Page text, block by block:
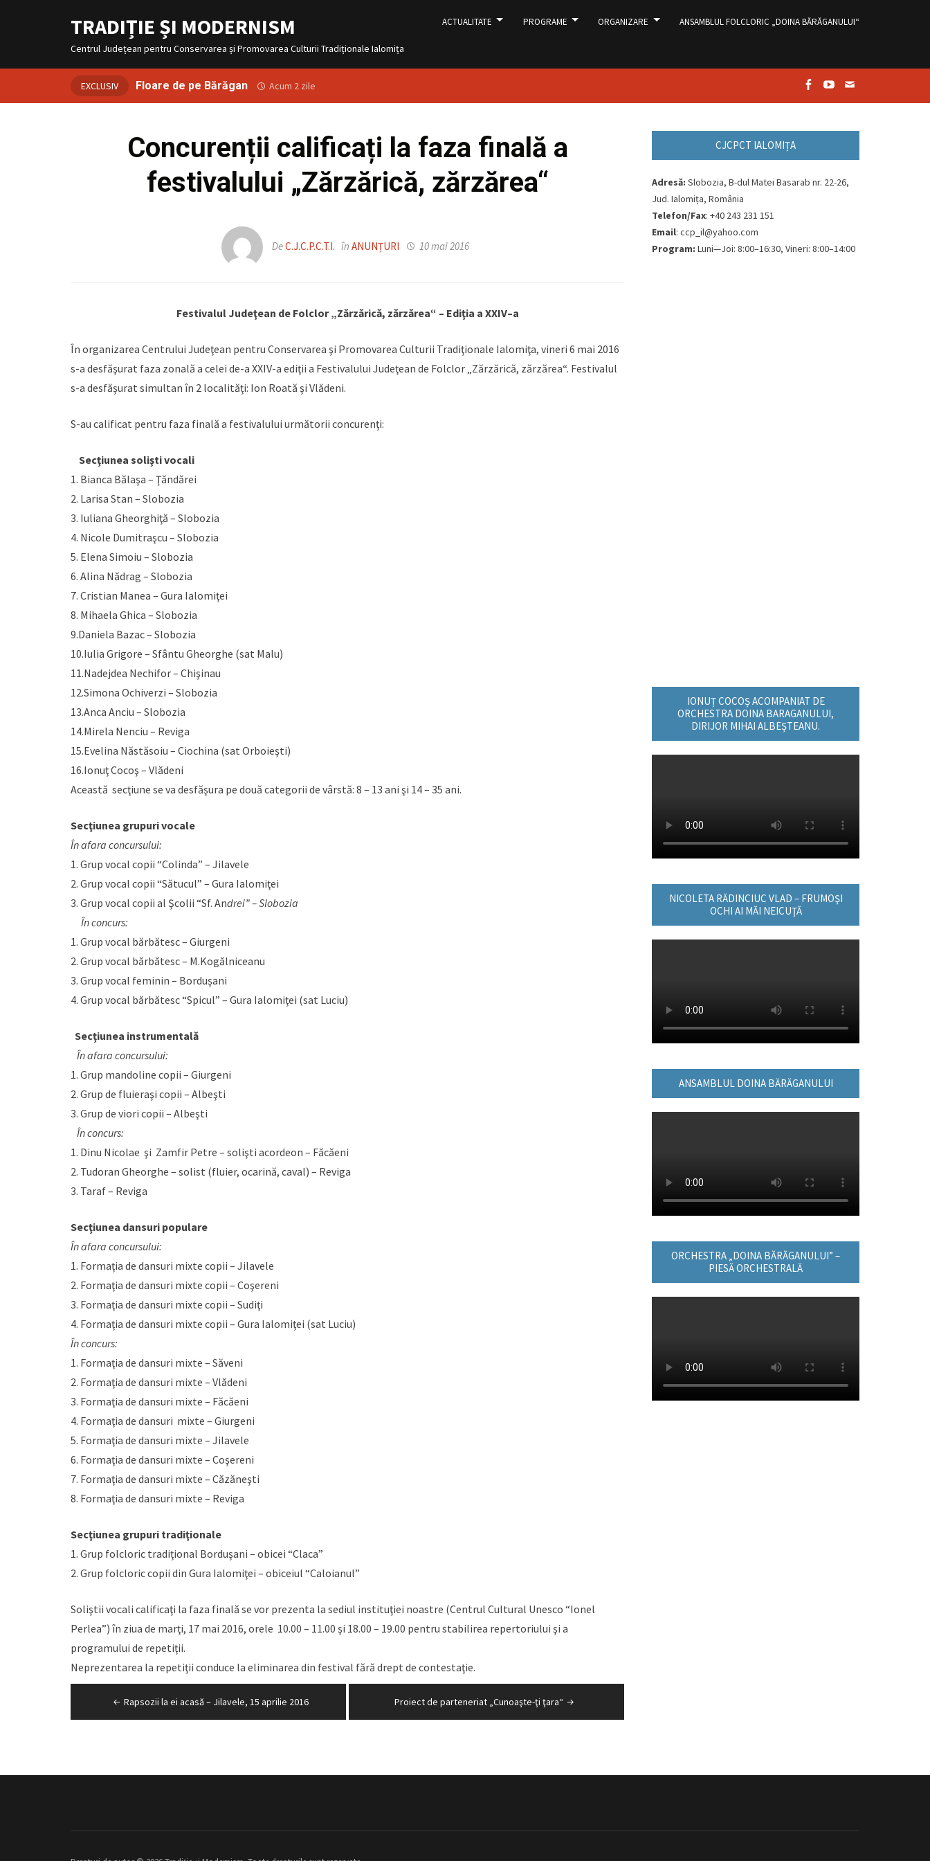
conținut
TRADIȚIE ȘI MODERNISM
Centrul Județean pentru Conservarea și Promovarea Culturii Tradiționale Ialomița
ACTUALITATE PROGRAME ORGANIZARE ANSAMBLUL FOLCLORIC „DOINA BĂRĂGANULUI“
EXCLUSIV Floare de pe Bărăgan Acum 2 zile
Concurenții calificați la faza finală a
festivalului „Zărzărică, zărzărea“
DeC.J.C.P.C.T.I. în ANUNȚURI 10 mai 2016
Festivalul Judeţean de Folclor „Zărzărică, zărzărea“ – Ediţia a XXIV–a
În organizarea Centrului Judeţean pentru Conservarea şi Promovarea Culturii Tradiţionale Ialomiţa, vineri 6 mai 2016
s-a desfăşurat faza zonală a celei de-a XXIV-a ediţii a Festivalului Judeţean de Folclor „Zărzărică, zărzărea“. Festivalul
s-a desfăşurat simultan în 2 localităţi: Ion Roată şi Vlădeni.
S-au calificat pentru faza finală a festivalului următorii concurenţi:
Secţiunea solişti vocali
1. Bianca Bălaşa – Ţăndărei
2. Larisa Stan – Slobozia
3. Iuliana Gheorghiţă – Slobozia
4. Nicole Dumitraşcu – Slobozia
5. Elena Simoiu – Slobozia
6. Alina Nădrag – Slobozia
7. Cristian Manea – Gura Ialomiţei
8. Mihaela Ghica – Slobozia
9.Daniela Bazac – Slobozia
10.Iulia Grigore – Sfântu Gheorghe (sat Malu)
11.Nadejdea Nechifor – Chişinau
12.Simona Ochiverzi – Slobozia
13.Anca Anciu – Slobozia
14.Mirela Nenciu – Reviga
15.Evelina Năstăsoiu – Ciochina (sat Orboieşti)
16.Ionuţ Cocoş – Vlădeni
Această secţiune se va desfăşura pe două categorii de vârstă: 8 – 13 ani şi 14 – 35 ani.
Secţiunea grupuri vocale
În afara concursului:
1. Grup vocal copii “Colinda” – Jilavele
2. Grup vocal copii “Sătucul” – Gura Ialomiţei
3. Grup vocal copii al Şcolii “Sf. Andrei” – Slobozia
În concurs:
1. Grup vocal bărbătesc – Giurgeni
2. Grup vocal bărbătesc – M.Kogălniceanu
3. Grup vocal feminin – Borduşani
4. Grup vocal bărbătesc “Spicul” – Gura Ialomiţei (sat Luciu)
Secţiunea instrumentală
În afara concursului:
1. Grup mandoline copii – Giurgeni
2. Grup de fluieraşi copii – Albeşti
3. Grup de viori copii – Albeşti
În concurs:
1. Dinu Nicolae şi Zamfir Petre – solişti acordeon – Făcăeni
2. Tudoran Gheorghe – solist (fluier, ocarină, caval) – Reviga
3. Taraf – Reviga
Secţiunea dansuri populare
În afara concursului:
1. Formaţia de dansuri mixte copii – Jilavele
2. Formaţia de dansuri mixte copii – Coşereni
3. Formaţia de dansuri mixte copii – Sudiţi
4. Formaţia de dansuri mixte copii – Gura Ialomiţei (sat Luciu)
În concurs:
1. Formaţia de dansuri mixte – Săveni
2. Formaţia de dansuri mixte – Vlădeni
3. Formaţia de dansuri mixte – Făcăeni
4. Formaţia de dansuri mixte – Giurgeni
5. Formaţia de dansuri mixte – Jilavele
6. Formaţia de dansuri mixte – Coşereni
7. Formaţia de dansuri mixte – Căzăneşti
8. Formaţia de dansuri mixte – Reviga
Secţiunea grupuri tradiţionale
1. Grup folcloric tradiţional Borduşani – obicei “Claca”
2. Grup folcloric copii din Gura Ialomiţei – obiceiul “Caloianul”
Soliştii vocali calificaţi la faza finală se vor prezenta la sediul instituţiei noastre (Centrul Cultural Unesco “Ionel
Perlea”) în ziua de marţi, 17 mai 2016, orele 10.00 – 11.00 şi 18.00 – 19.00 pentru stabilirea repertoriului şi a
programului de repetiţii.
Neprezentarea la repetiţii conduce la eliminarea din festival fără drept de contestaţie.
Navigare
în
Rapsozii la ei acasă – Jilavele, 15 aprilie 2016 Proiect de parteneriat „Cunoaşte-ţi ţara“
CJCPCT IALOMIȚA
Adresă: Slobozia, B-dul Matei Basarab nr. 22-26,
Jud. Ialomița, România
Telefon/Fax: +40 243 231 151
Email: ccp_il@yahoo.com
Program: Luni—Joi: 8:00–16:30, Vineri: 8:00–14:00
IONUȚ COCOȘ ACOMPANIAT DE
ORCHESTRA DOINA BARAGANULUI,
DIRIJOR MIHAI ALBEȘTEANU.
NICOLETA RĂDINCIUC VLAD – FRUMOŞI
OCHI AI MĂI NEICUŢĂ
ANSAMBLUL DOINA BĂRĂGANULUI
ORCHESTRA „DOINA BĂRĂGANULUI” –
PIESĂ ORCHESTRALĂ